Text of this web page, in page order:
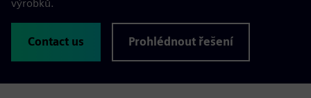
výrobků.
Contact us Prohlédnout řešení